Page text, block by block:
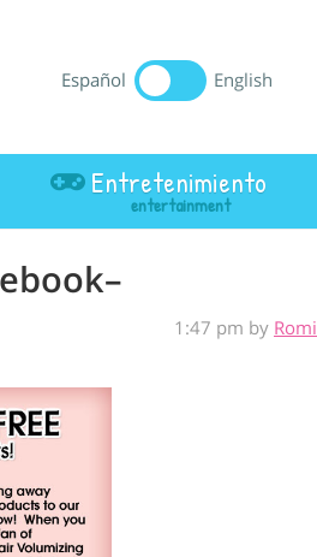
Español English
Entretenimiento
1:47 pm by